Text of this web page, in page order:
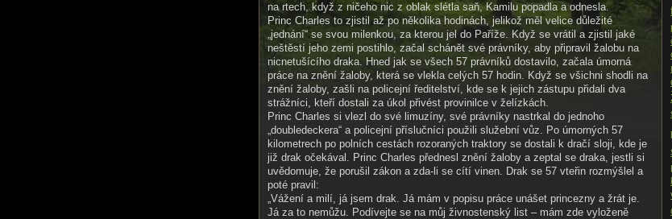
na rtech, když z ničeho nic z oblak slétla saň, Kamilu popadla a odnesla.
Princ Charles to zjistil až po několika hodinách, jelikož měl velice důležité
„jednání“ se svou milenkou, za kterou jel do Paříže. Když se vrátil a zjistil jaké
neštěstí jeho zemi postihlo, začal schánět své právníky, aby připravil žalobu na
nicnetušícího draka. Hned jak se všech 57 právníků dostavilo, začala úmorná
práce na znění žaloby, která se vlekla celých 57 hodin. Když se všichni shodli na
znění žaloby, zašli na policejní ředitelství, kde se k jejich zástupu přidali dva
strážníci, kteří dostali za úkol přivést provinilce v želízkách.
Princ Charles si vlezl do své limuzíny, své právníky nastrkal do jednoho
„doubledeckera“ a policejní příslučníci použili služební vůz. Po úmorných 57
kilometrech po polních cestách rozoraných traktory se dostali k dračí sloji, kde je
již drak očekával. Princ Charles přednesl znění žaloby a zeptal se draka, jestli si
uvědomuje, že porušil zákon a zda-li se cítí vinen. Drak se 57 vteřin rozmýšlel a
poté pravil:
„Vážení a milí, já jsem drak. Já mám v popisu práce unášet princezny a žrát je.
Já za to nemůžu. Podívejte se na můj živnostenský list – mám zde vyloženě